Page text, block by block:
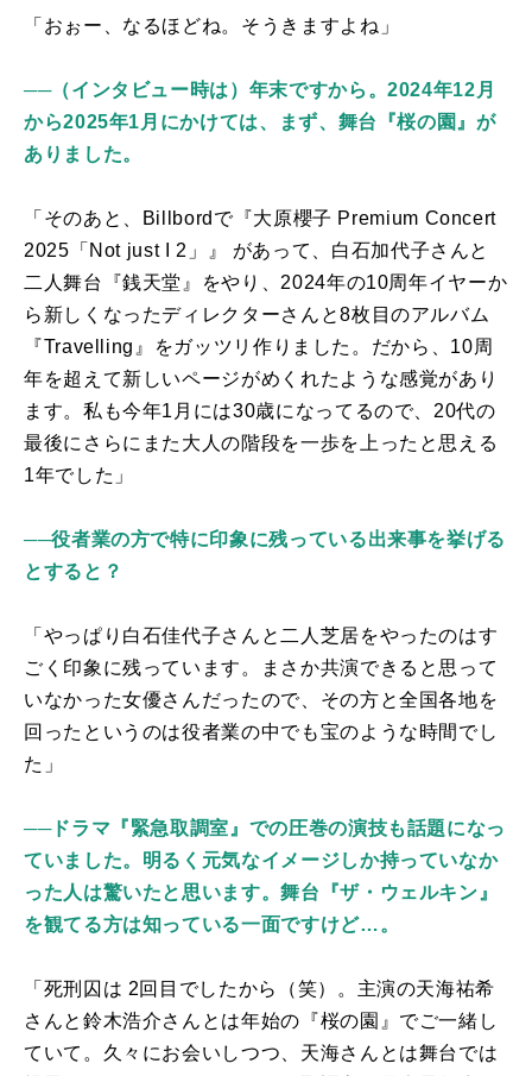
「おぉー、なるほどね。そうきますよね」
──（インタビュー時は）年末ですから。2024年12月
から2025年1月にかけては、まず、舞台『桜の園』が
ありました。
「そのあと、 Billbord で『大原櫻子 Premium Concert
2025 「 Not just I 2 」』 があって、白石加代子さんと
二人舞台『銭天堂』をやり、 2024年の10周年イヤーか
ら新しくなったディレクターさんと8枚目のアルバム
『Travelling 』をガッツリ作りました。だから、 10周
年を超えて新しいページがめくれたような感覚があり
ます。私も今年1 月には30歳になってるので、 20代の
最後にさらにまた大人の階段を一歩を上ったと思える
1年でした」
──役者業の方で特に印象に残っている出来事を挙げる
とすると？
「やっぱり白石佳代子さんと二人芝居をやったのはす
ごく印象に残っています。まさか共演できると思って
いなかった女優さんだったので、その方と全国各地を
回ったというのは役者業の中でも宝のような時間でし
た」
──ドラマ『緊急取調室』での圧巻の演技も話題になっ
ていました。明るく元気なイメージしか持っていなか
った人は驚いたと思います。舞台『ザ・ウェルキン』
を観てる方は知っている一面ですけど…。
「死刑囚は 2回目でしたから（笑）。主演の天海祐希
さんと鈴木浩介さんとは年始の『桜の園』でご一緒し
ていて。久々にお会いしつつ、天海さんとは舞台では